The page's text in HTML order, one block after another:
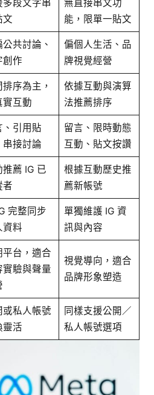
多段文字串
文
無直接串文功
能，限單一貼文
共討論、
創作
偏個人生活、品
牌視覺經營
排序為主，
實互動
依據互動與演算
法推薦排序
、引用貼
串接討論
留言、限時動態
互動、貼文按讚
推薦 IG 已
者
根據互動歷史推
薦新帳號
完整同步
資料
單獨維護 IG 資
訊與內容
平台，適合
實驗與聲量
視覺導向，適合
品牌形象塑造
或私人帳號
靈活
同樣支援公開／
私人帳號選項